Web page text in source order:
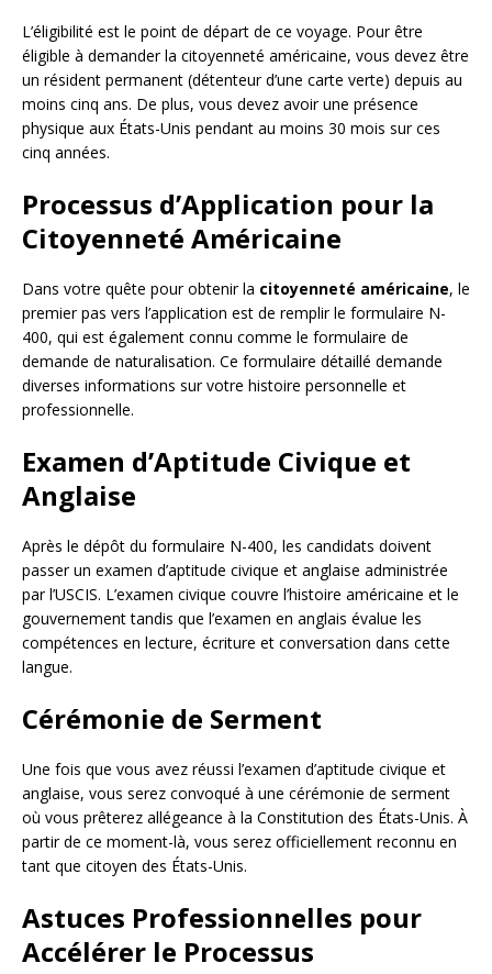
L’éligibilité est le point de départ de ce voyage. Pour être
éligible à demander la citoyenneté américaine, vous devez être
un résident permanent (détenteur d’une carte verte) depuis au
moins cinq ans. De plus, vous devez avoir une présence
physique aux États-Unis pendant au moins 30 mois sur ces
cinq années.
Processus d’Application pour la
Citoyenneté Américaine
Dans votre quête pour obtenir la citoyenneté américaine, le
premier pas vers l’application est de remplir le formulaire N-
400, qui est également connu comme le formulaire de
demande de naturalisation. Ce formulaire détaillé demande
diverses informations sur votre histoire personnelle et
professionnelle.
Examen d’Aptitude Civique et
Anglaise
Après le dépôt du formulaire N-400, les candidats doivent
passer un examen d’aptitude civique et anglaise administrée
par l’USCIS. L’examen civique couvre l’histoire américaine et le
gouvernement tandis que l’examen en anglais évalue les
compétences en lecture, écriture et conversation dans cette
langue.
Cérémonie de Serment
Une fois que vous avez réussi l’examen d’aptitude civique et
anglaise, vous serez convoqué à une cérémonie de serment
où vous prêterez allégeance à la Constitution des États-Unis. À
partir de ce moment-là, vous serez officiellement reconnu en
tant que citoyen des États-Unis.
Astuces Professionnelles pour
Accélérer le Processus